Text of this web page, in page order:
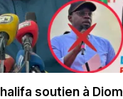
soutien à